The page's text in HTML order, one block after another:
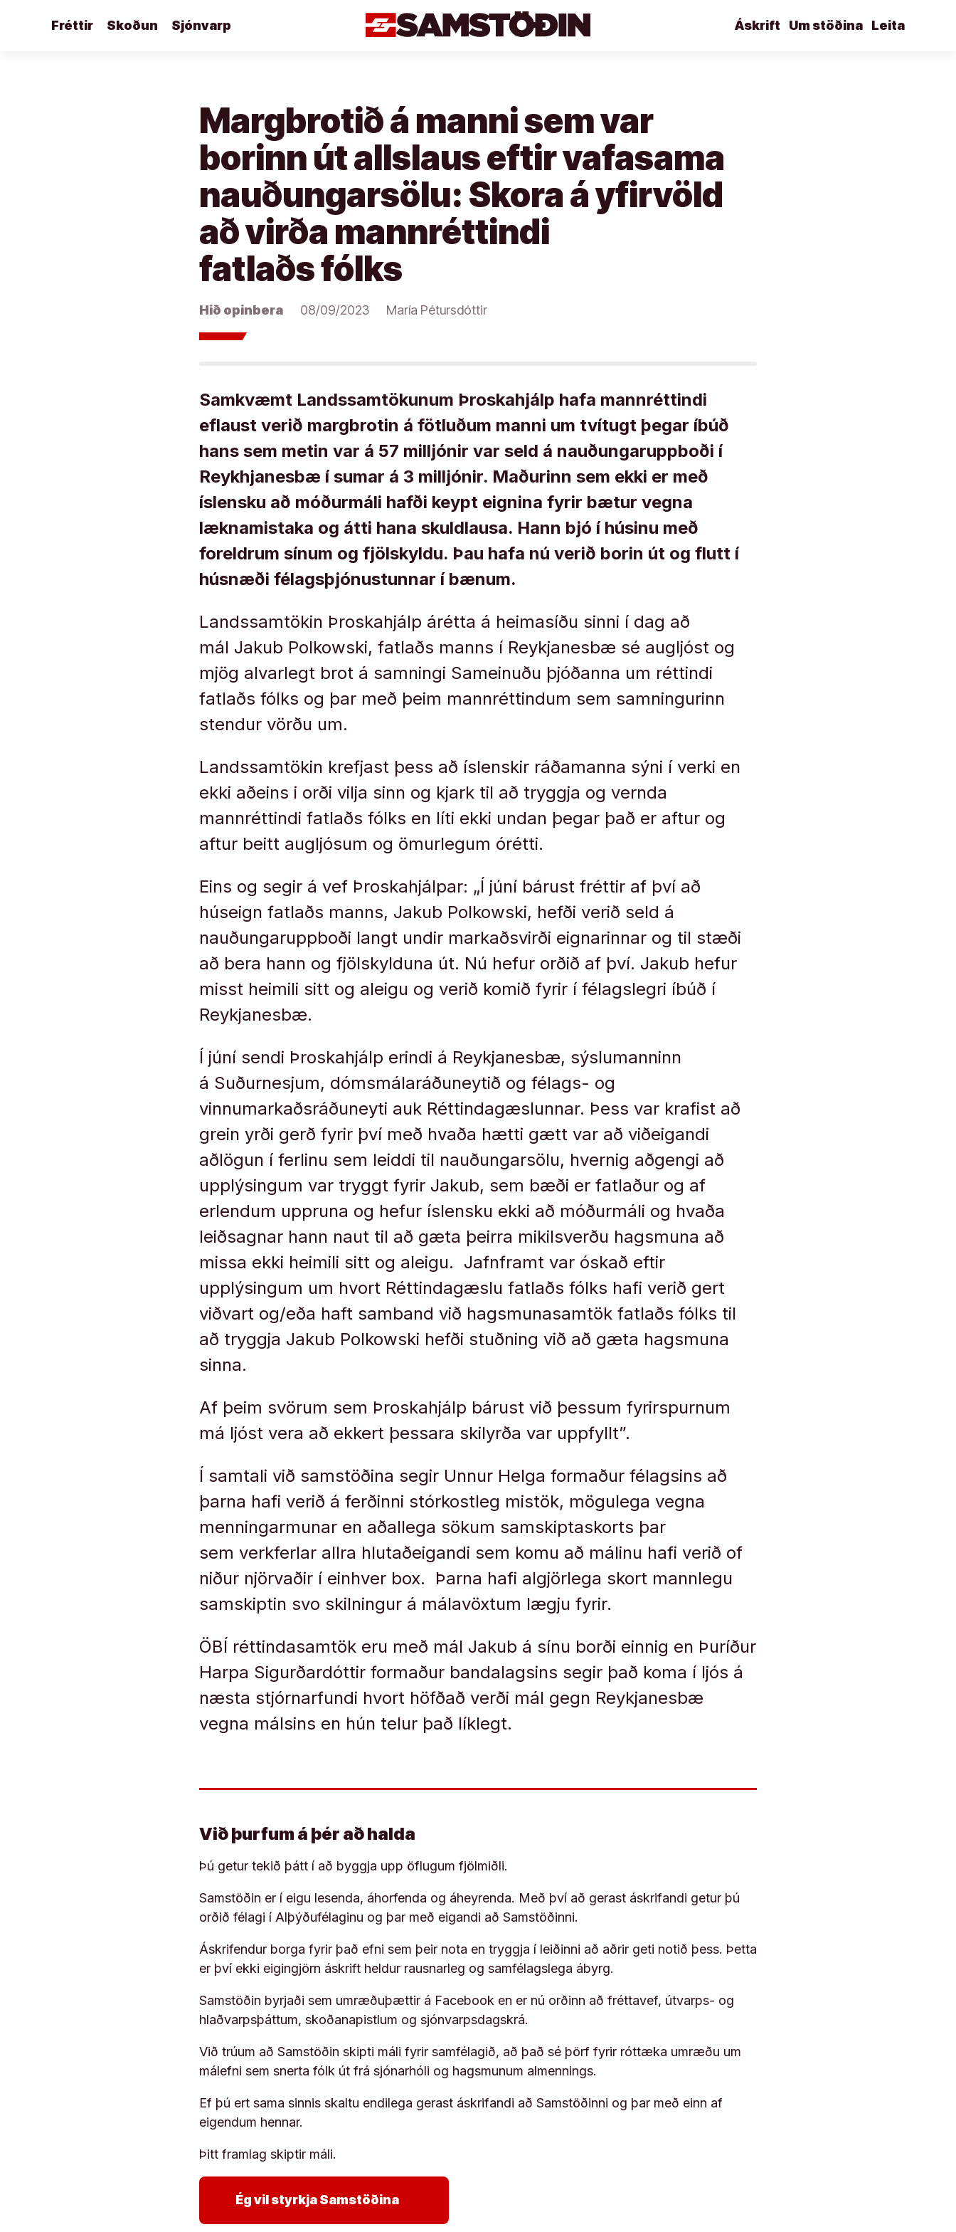
Fréttir Skoðun Sjónvarp Leita
Um stöðina
Áskrift
Margbrotið á manni sem var
borinn út allslaus eftir vafasama
nauðungarsölu: Skora á yfirvöld
að virða mannréttindi
fatlaðs fólks
Hið opinbera 08/09/2023 María Pétursdóttir
Samkvæmt Landssamtökunum Þroskahjálp hafa mannréttindi
eflaust verið margbrotin á fötluðum manni um tvítugt þegar íbúð
hans sem metin var á 57 milljónir var seld á nauðungaruppboði í
Reykhjanesbæ í sumar á 3 milljónir. Maðurinn sem ekki er með
íslensku að móðurmáli hafði keypt eignina fyrir bætur vegna
læknamistaka og átti hana skuldlausa. Hann bjó í húsinu með
foreldrum sínum og fjölskyldu. Þau hafa nú verið borin út og flutt í
húsnæði félagsþjónustunnar í bænum.
Landssamtökin Þroskahjálp árétta á heimasíðu sinni í dag að
mál Jakub Polkowski, fatlaðs manns í Reykjanesbæ sé augljóst og
mjög alvarlegt brot á samningi Sameinuðu þjóðanna um réttindi
fatlaðs fólks og þar með þeim mannréttindum sem samningurinn
stendur vörðu um.
Landssamtökin krefjast þess að íslenskir ráðamanna sýni í verki en
ekki aðeins i orði vilja sinn og kjark til að tryggja og vernda
mannréttindi fatlaðs fólks en líti ekki undan þegar það er aftur og
aftur beitt augljósum og ömurlegum órétti.
Eins og segir á vef Þroskahjálpar: „Í júní bárust fréttir af því að
húseign fatlaðs manns, Jakub Polkowski, hefði verið seld á
nauðungaruppboði langt undir markaðsvirði eignarinnar og til stæði
að bera hann og fjölskylduna út. Nú hefur orðið af því. Jakub hefur
misst heimili sitt og aleigu og verið komið fyrir í félagslegri íbúð í
Reykjanesbæ.
Í júní sendi Þroskahjálp erindi á Reykjanesbæ, sýslumanninn
á Suðurnesjum, dómsmálaráðuneytið og félags- og
vinnumarkaðsráðuneyti auk Réttindagæslunnar. Þess var krafist að
grein yrði gerð fyrir því með hvaða hætti gætt var að viðeigandi
aðlögun í ferlinu sem leiddi til nauðungarsölu, hvernig aðgengi að
upplýsingum var tryggt fyrir Jakub, sem bæði er fatlaður og af
erlendum uppruna og hefur íslensku ekki að móðurmáli og hvaða
leiðsagnar hann naut til að gæta þeirra mikilsverðu hagsmuna að
missa ekki heimili sitt og aleigu. Jafnframt var óskað eftir
upplýsingum um hvort Réttindagæslu fatlaðs fólks hafi verið gert
viðvart og/eða haft samband við hagsmunasamtök fatlaðs fólks til
að tryggja Jakub Polkowski hefði stuðning við að gæta hagsmuna
sinna.
Af þeim svörum sem Þroskahjálp bárust við þessum fyrirspurnum
má ljóst vera að ekkert þessara skilyrða var uppfyllt”.
Í samtali við samstöðina segir Unnur Helga formaður félagsins að
þarna hafi verið á ferðinni stórkostleg mistök, mögulega vegna
menningarmunar en aðallega sökum samskiptaskorts þar
sem verkferlar allra hlutaðeigandi sem komu að málinu hafi verið of
niður njörvaðir í einhver box. Þarna hafi algjörlega skort mannlegu
samskiptin svo skilningur á málavöxtum lægju fyrir.
ÖBÍ réttindasamtök eru með mál Jakub á sínu borði einnig en Þuríður
Harpa Sigurðardóttir formaður bandalagsins segir það koma í ljós á
næsta stjórnarfundi hvort höfðað verði mál gegn Reykjanesbæ
vegna málsins en hún telur það líklegt.
Við þurfum á þér að halda
Þú getur tekið þátt í að byggja upp öflugum fjölmiðli.
Samstöðin er í eigu lesenda, áhorfenda og áheyrenda. Með því að gerast áskrifandi getur þú
orðið félagi í Alþýðufélaginu og þar með eigandi að Samstöðinni.
Áskrifendur borga fyrir það efni sem þeir nota en tryggja í leiðinni að aðrir geti notið þess. Þetta
er því ekki eigingjörn áskrift heldur rausnarleg og samfélagslega ábyrg.
Samstöðin byrjaði sem umræðuþættir á Facebook en er nú orðinn að fréttavef, útvarps- og
hlaðvarpsþáttum, skoðanapistlum og sjónvarpsdagskrá.
Við trúum að Samstöðin skipti máli fyrir samfélagið, að það sé þörf fyrir róttæka umræðu um
málefni sem snerta fólk út frá sjónarhóli og hagsmunum almennings.
Ef þú ert sama sinnis skaltu endilega gerast áskrifandi að Samstöðinni og þar með einn af
eigendum hennar.
Þitt framlag skiptir máli.
Ég vil styrkja Samstöðina